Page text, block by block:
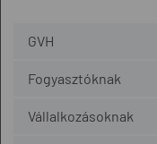
GVH
Fogyasztóknak
Vállalkozásoknak